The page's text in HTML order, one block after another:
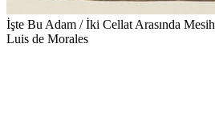
İşte Bu Adam / İki Cellat Arasında Mesih
Luis de Morales